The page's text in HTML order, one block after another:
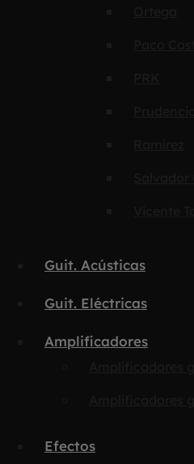
Guit. Acústicas
Guit. Eléctricas
Amplificadores
Efectos